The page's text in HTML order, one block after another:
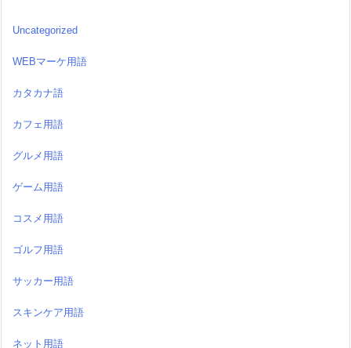
Uncategorized
WEBマーケ用語
カタカナ語
カフェ用語
グルメ用語
ゲーム用語
コスメ用語
ゴルフ用語
サッカー用語
スキンケア用語
ネット用語